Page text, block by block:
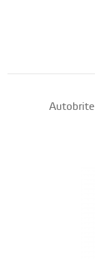
Autobrite